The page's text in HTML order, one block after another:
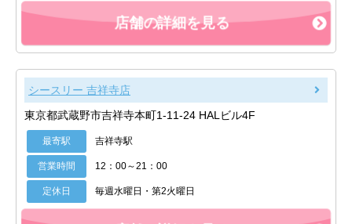
店舗の詳細を見る
シースリー 吉祥寺店
東京都武蔵野市吉祥寺本町1-11-24 HALビル4F
最寄駅 吉祥寺駅
営業時間 12：00～21：00
定休日 毎週水曜日・第2火曜日